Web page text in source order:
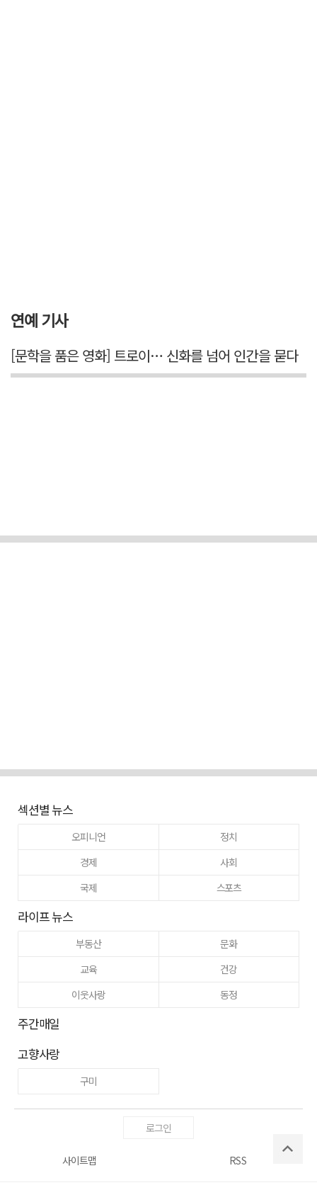
연예 기사
[문학을 품은 영화] 트로이… 신화를 넘어 인간을 묻다
섹션별 뉴스
오피니언
정치
경제
사회
국제
스포츠
라이프 뉴스
부동산
문화
교육
건강
이웃사랑
동정
주간매일
고향사랑
구미
로그인
사이트맵 RSS